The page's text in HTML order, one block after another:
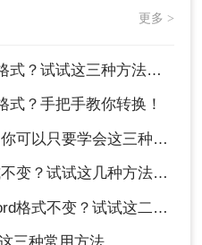
。
word不变格式，有了这3个
更多 >
？试试这三种方法吧！
式？手把手教你转换！
只要学会这三种方法就行
？试试这几种方法吧！
式不变？试试这二方法！